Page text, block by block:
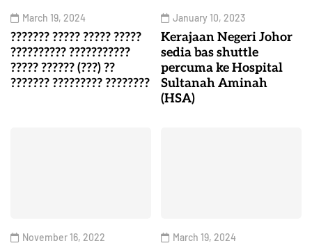
March 19, 2024
??????? ????? ????? ?????
?????????? ???????????
????? ?????? (???) ??
??????? ????????? ????????
January 10, 2023
Kerajaan Negeri Johor
sedia bas shuttle
percuma ke Hospital
Sultanah Aminah
(HSA)
November 16, 2022 March 19, 2024